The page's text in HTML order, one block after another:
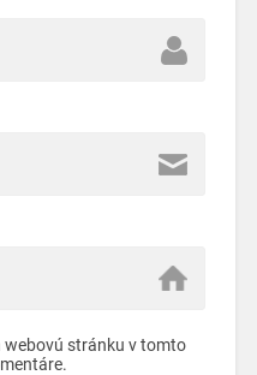
webovú stránku v tomto